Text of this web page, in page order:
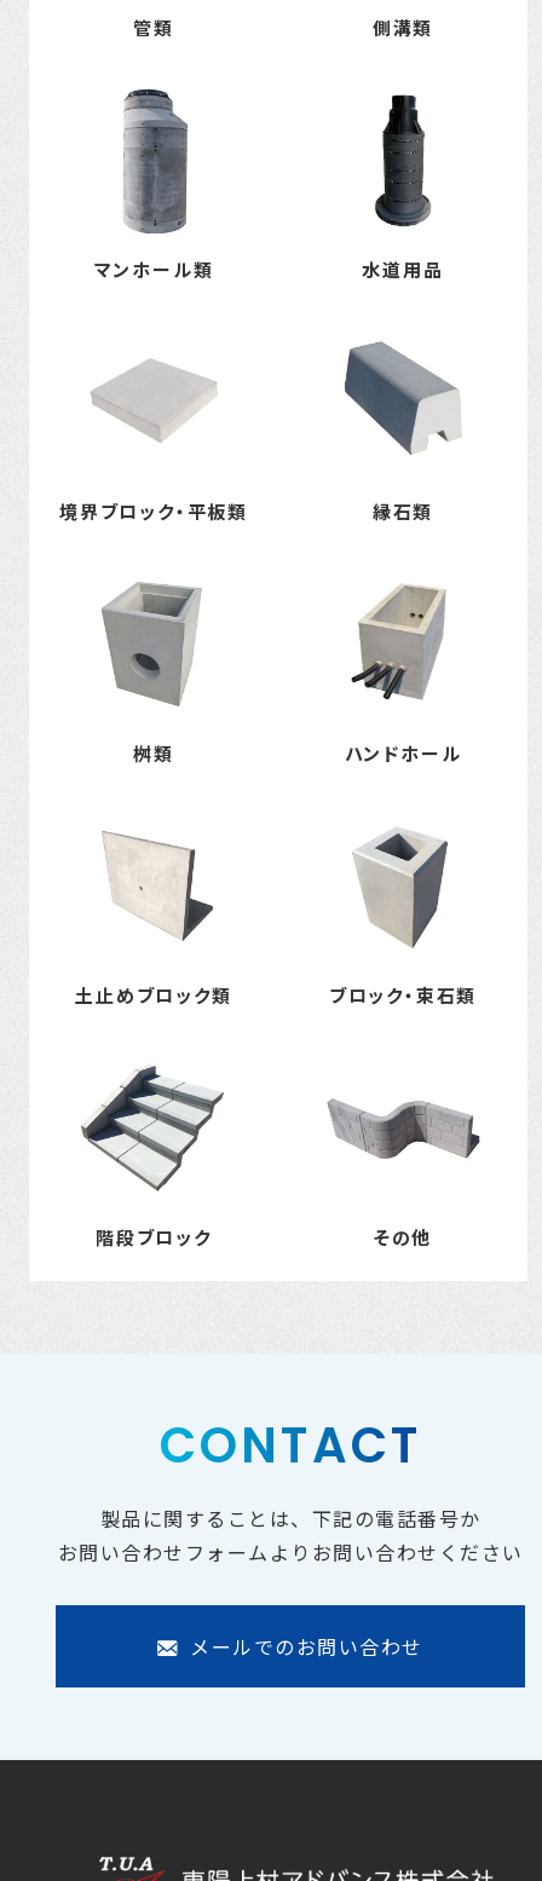
管類 側溝類
マンホール類 水道用品
境界ブロック・平板類 縁石類
桝類 ハンドホール
土止めブロック類 ブロック・束石類
階段ブロック その他
CONTACT
製品に関することは、下記の電話番号か
お問い合わせフォームよりお問い合わせください
メールでのお問い合わせ